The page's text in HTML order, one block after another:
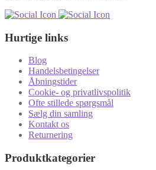
Hurtige links
Blog
Handelsbetingelser
Åbningstider
Cookie- og privatlivspolitik
Ofte stillede spørgsmål
Sælg din samling
Kontakt os
Returnering
Produktkategorier